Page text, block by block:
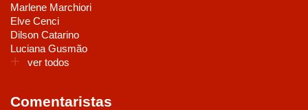
Marlene Marchiori
Elve Cenci
Dilson Catarino
Luciana Gusmão
ver todos
Comentaristas